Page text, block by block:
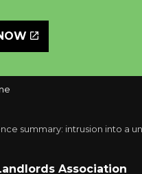
summary: intrusion into a
Association